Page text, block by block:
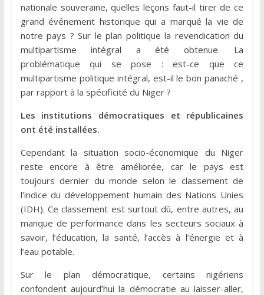
nationale souveraine, quelles leçons faut-il tirer de ce
grand événement historique qui a marqué la vie de
notre pays ? Sur le plan politique la revendication du
multipartisme intégral a été obtenue. La
problématique qui se pose : est-ce que ce
multipartisme politique intégral, est-il le bon panaché ,
par rapport à la spécificité du Niger ?
Les institutions démocratiques et républicaines
ont été installées.
Cependant la situation socio-économique du Niger
reste encore à être améliorée, car le pays est
toujours dernier du monde selon le classement de
l’indice du développement humain des Nations Unies
(IDH). Ce classement est surtout dû, entre autres, au
manque de performance dans les secteurs sociaux à
savoir, l’éducation, la santé, l’accès à l’énergie et à
l’eau potable.
Sur le plan démocratique, certains nigériens
confondent aujourd’hui la démocratie au laisser-aller,